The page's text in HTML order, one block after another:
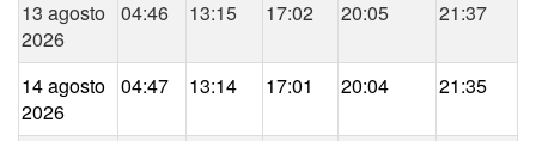
13 agosto
2026
04:46 13:15 17:02 20:05 21:37
14 agosto
2026
04:47 13:14 17:01 20:04 21:35